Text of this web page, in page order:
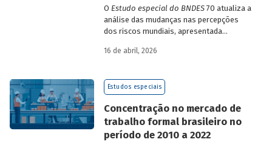
O Estudo especial do BNDES70 atualiza a
análise das mudanças nas percepções
dos riscos mundiais, apresentada
dos relatórios Global Risks Report (GRR)
mundiais para o ano em curso e para dois
16 de abril, 2026
Estudos especiais
Concentração no mercado de
trabalho formal brasileiro no
período de 2010 a 2022